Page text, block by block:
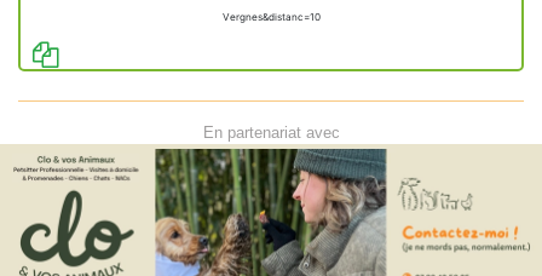
Vergnes&distanc=10
En partenariat avec